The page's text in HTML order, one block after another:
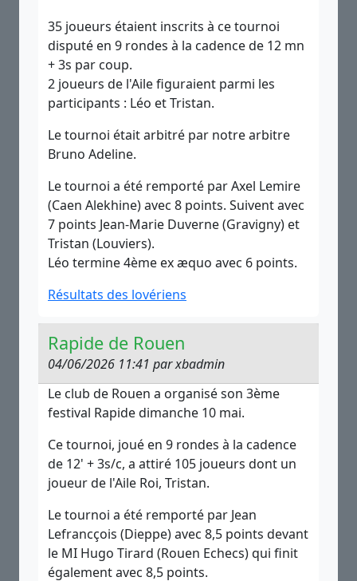
35 joueurs étaient inscrits à ce tournoi
disputé en 9 rondes à la cadence de 12 mn
+ 3s par coup.
2 joueurs de l'Aile figuraient parmi les
participants : Léo et Tristan.
Le tournoi était arbitré par notre arbitre
Bruno Adeline.
Le tournoi a été remporté par Axel Lemire
(Caen Alekhine) avec 8 points. Suivent avec
7 points Jean-Marie Duverne (Gravigny) et
Tristan (Louviers).
Léo termine 4ème ex æquo avec 6 points.
Résultats des lovériens
Rapide de Rouen
04/06/2026 11:41 par xbadmin
Le club de Rouen a organisé son 3ème
festival Rapide dimanche 10 mai.
Ce tournoi, joué en 9 rondes à la cadence
de 12' + 3s/c, a attiré 105 joueurs dont un
joueur de l'Aile Roi, Tristan.
Le tournoi a été remporté par Jean
Lefrancçois (Dieppe) avec 8,5 points devant
le MI Hugo Tirard (Rouen Echecs) qui finit
également avec 8,5 points.